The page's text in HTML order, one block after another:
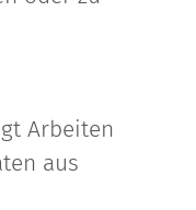
Arbeiten
aus